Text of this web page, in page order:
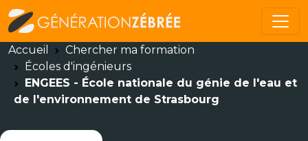
Accueil
Chercher ma formation
Écoles d'ingénieurs
ENGEES - École nationale du génie de l'eau et
de l'environnement de Strasbourg